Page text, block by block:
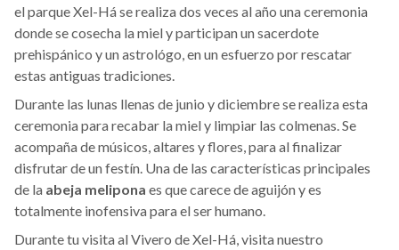
el parque Xel-Há se realiza dos veces al año una ceremonia
donde se cosecha la miel y participan un sacerdote
prehispánico y un astrológo, en un esfuerzo por rescatar
estas antiguas tradiciones.
Durante las lunas llenas de junio y diciembre se realiza esta
ceremonia para recabar la miel y limpiar las colmenas. Se
acompaña de músicos, altares y flores, para al finalizar
disfrutar de un festín. Una de las características principales
de la abeja melipona es que carece de aguijón y es
totalmente inofensiva para el ser humano.
Durante tu visita al Vivero de Xel-Há, visita nuestro